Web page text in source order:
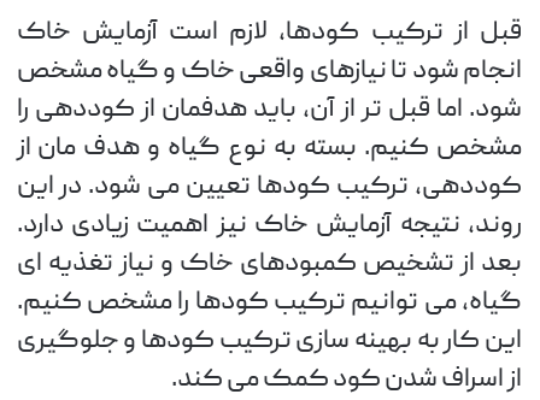
قبل از ترکیب کودها، لازم است آزمایش خاک
انجام شود تا نیازهای واقعی خاک و گیاه مشخص
شود. اما قبل تر از آن، باید هدفمان از کوددهی را
مشخص کنیم. بسته به نوع گیاه و هدف مان از
کوددهی، ترکیب کودها تعیین می شود. در این
روند، نتیجه آزمایش خاک نیز اهمیت زیادی دارد.
بعد از تشخیص کمبودهای خاک و نیاز تغذیه ای
گیاه، می توانیم ترکیب کودها را مشخص کنیم.
این کار به بهینه سازی ترکیب کودها و جلوگیری
از اسراف شدن کود کمک می کند.